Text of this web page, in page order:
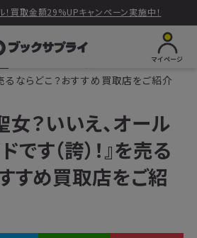
！買取金額29%UPキャンペーン実施中！
マイページ
『ヒロイン？聖女？いいえ、オールワー
売るならどこ？おすすめ買取店をご紹介
女？いいえ、オール
です（誇）！』を売る
すめ買取店をご紹